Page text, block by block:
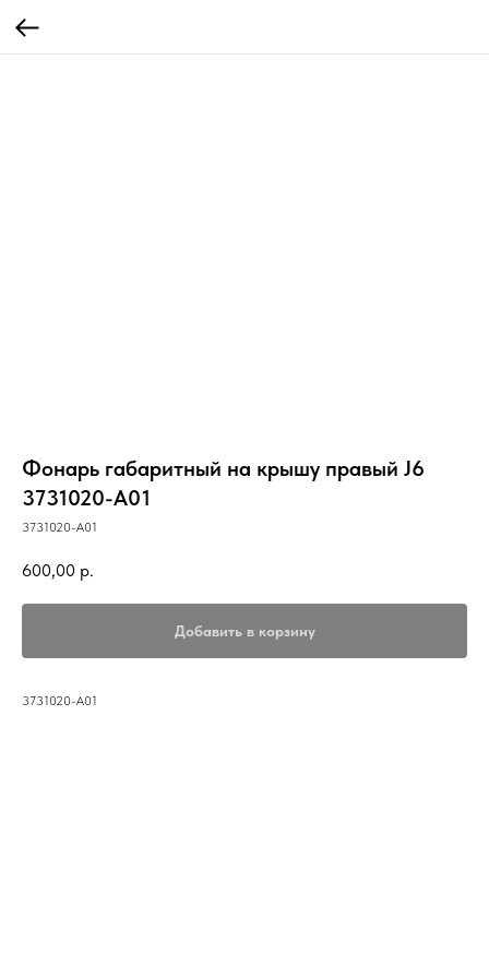
Фонарь габаритный на крышу правый J6
3731020-A01
3731020-A01
600,00 р.
Добавить в корзину
3731020-A01